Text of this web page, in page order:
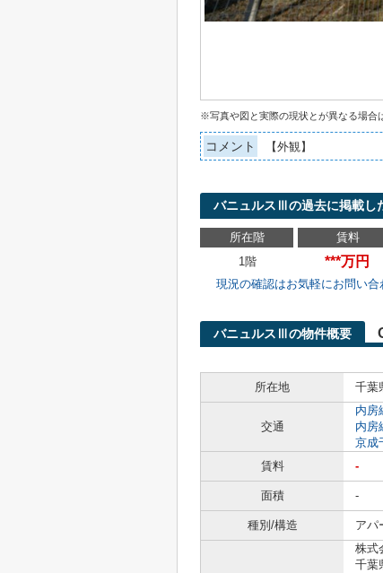
※写真や図と実際の現状とが異なる場合
コメント 【外観】
バニュルスⅢの過去に掲載し
所在階 賃料
1階
***万円
現況の確認はお気軽にお問い合
バニュルスⅢの物件概要
所在地
千葉
交通
内房
内房
京成
賃料
-
面積 -
種別/構造 アパ
株式
千葉